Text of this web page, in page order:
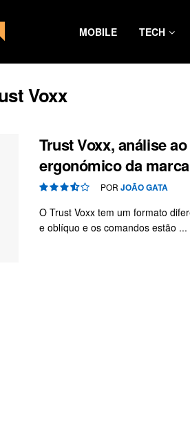
MOBILE TECH
Voxx
Trust Voxx, análise
ergonómico da marca
POR JOÃO GATA
O Trust Voxx tem um formato
e oblíquo e os comandos estão ...